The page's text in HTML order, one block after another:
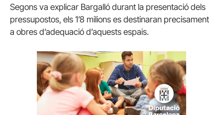
Segons va explicar Bargalló durant la presentació dels
pressupostos, els 1’8 milions es destinaran precisament
a obres d’adequació d’aquests espais.